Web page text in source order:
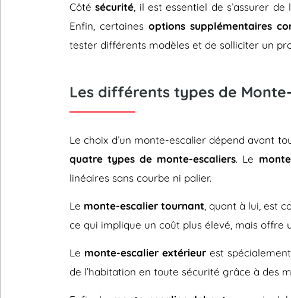
Côtésécurité , il est essentiel de s’assurer
Enfin, certaines options supplémentaires
tester différents modèles et de solliciter un
Les différents types de
Le choix d’un monte-escalier dépend avant
quatre types de monte-escaliers. Le
linéaires sans courbe ni palier.
Le monte-escalier tournant , quant à lui, est
ce qui implique un coût plus élevé, mais offre
Le monte-escalier extérieurest
de l’habitation en toute sécurité grâce à des